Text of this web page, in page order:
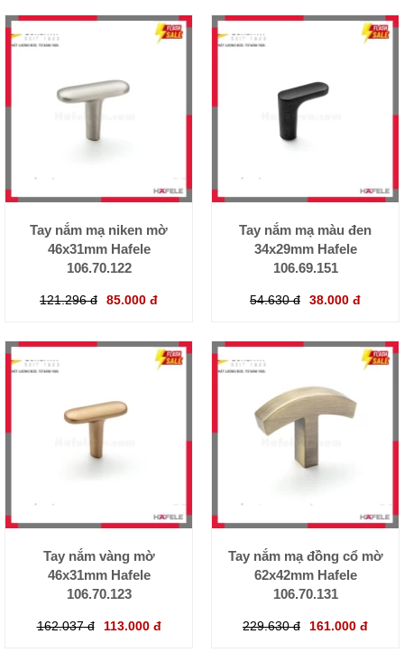
Tay nắm mạ niken mờ
46x31mm Hafele
106.70.122
121.296 đ 85.000 đ
Tay nắm mạ màu đen
34x29mm Hafele
106.69.151
54.630 đ 38.000 đ
Tay nắm vàng mờ
46x31mm Hafele
106.70.123
162.037 đ 113.000 đ
Tay nắm mạ đồng cổ mờ
62x42mm Hafele
106.70.131
229.630 đ 161.000 đ